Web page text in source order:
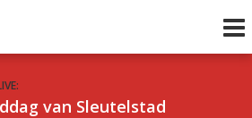
van Sleutelstad